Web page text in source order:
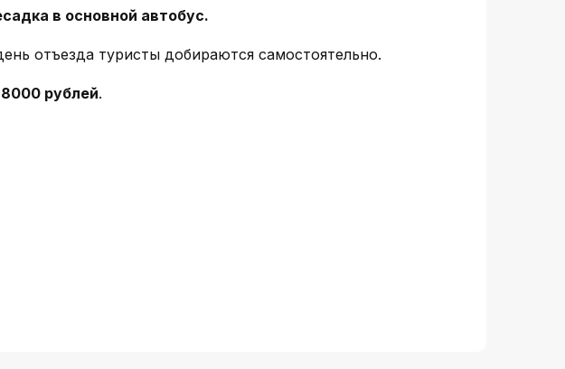
в основной автобус.
отъезда туристы добираются самостоятельно.
8000 рублей.